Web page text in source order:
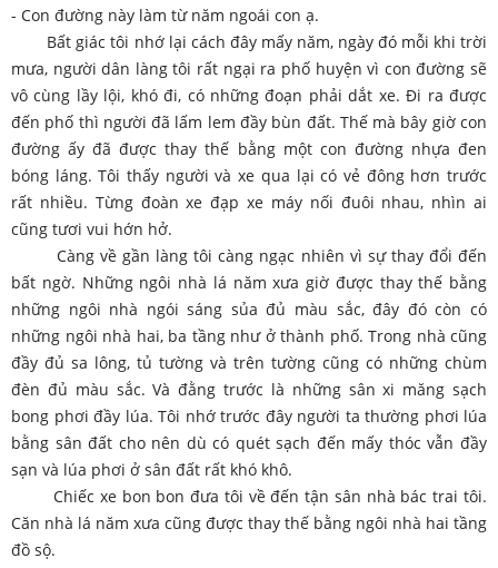
- Con đường này làm từ năm ngoái con ạ.
Bất giác tôi nhớ lại cách đây mấy năm, ngày đó mỗi khi trời
mưa, người dân làng tôi rất ngại ra phố huyện vì con đường sẽ
vô cùng lầy lội, khó đi, có những đoạn phải dắt xe. Đi ra được
đến phố thì người đã lấm lem đầy bùn đất. Thế mà bây giờ con
đường ấy đã được thay thế bằng một con đường nhựa đen
bóng láng. Tôi thấy người và xe qua lại có vẻ đông hơn trước
rất nhiều. Từng đoàn xe đạp xe máy nối đuôi nhau, nhìn ai
cũng tươi vui hớn hở.
Càng về gần làng tôi càng ngạc nhiên vì sự thay đổi đến
bất ngờ. Những ngôi nhà lá năm xưa giờ được thay thế bằng
những ngôi nhà ngói sáng sủa đủ màu sắc, đây đó còn có
những ngôi nhà hai, ba tầng như ở thành phố. Trong nhà cũng
đầy đủ sa lông, tủ tường và trên tường cũng có những chùm
đèn đủ màu sắc. Và đằng trước là những sân xi măng sạch
bong phơi đầy lúa. Tôi nhớ trước đây người ta thường phơi lúa
bằng sân đất cho nên dù có quét sạch đến mấy thóc vẫn đầy
sạn và lúa phơi ở sân đất rất khó khô.
Chiếc xe bon bon đưa tôi về đến tận sân nhà bác trai tôi.
Căn nhà lá năm xưa cũng được thay thế bằng ngôi nhà hai tầng
đồ sộ.